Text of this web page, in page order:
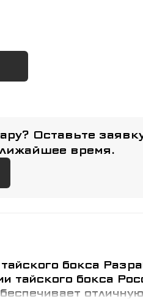
Оставьте
время.
бокса
тайского бокса